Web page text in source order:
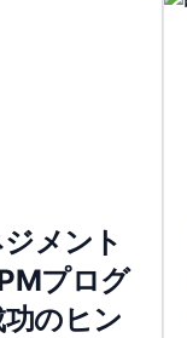
メント
プログ
のヒン